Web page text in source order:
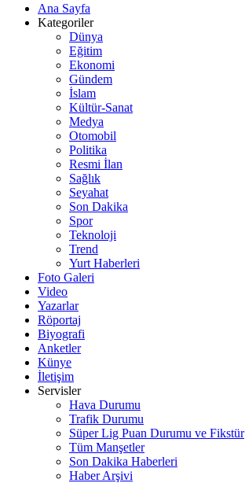
Ana Sayfa
Kategoriler
Dünya
Eğitim
Ekonomi
Gündem
İslam
Kültür-Sanat
Medya
Otomobil
Politika
Resmi İlan
Sağlık
Seyahat
Son Dakika
Spor
Teknoloji
Trend
Yurt Haberleri
Foto Galeri
Video
Yazarlar
Röportaj
Biyografi
Anketler
Künye
İletişim
Servisler
Hava Durumu
Trafik Durumu
Süper Lig Puan Durumu ve Fikstür
Tüm Manşetler
Son Dakika Haberleri
Haber Arşivi